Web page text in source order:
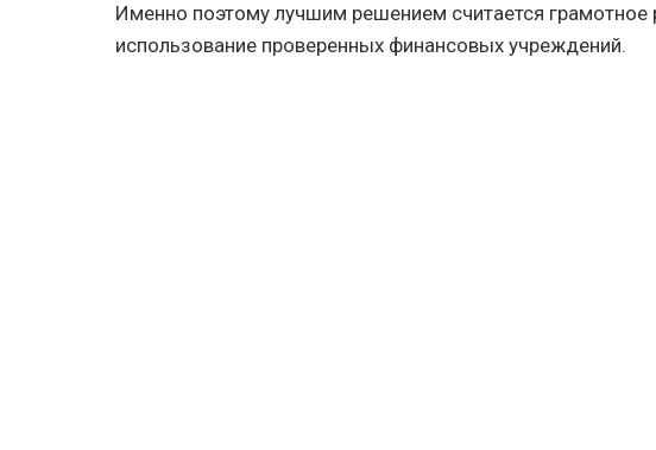
Именно поэтому лучшим решением считается грамотное
использование проверенных финансовых учреждений.